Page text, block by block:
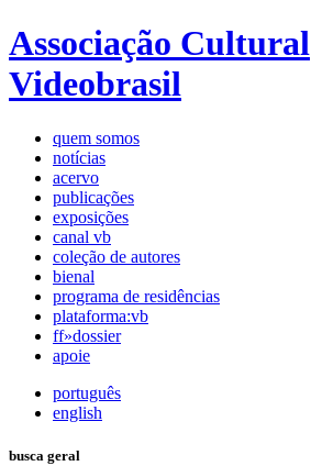
Associação Cultural
Videobrasil
quem somos
notícias
acervo
publicações
exposições
canal vb
coleção de autores
bienal
programa de residências
plataforma:vb
ff»dossier
apoie
português
english
busca geral